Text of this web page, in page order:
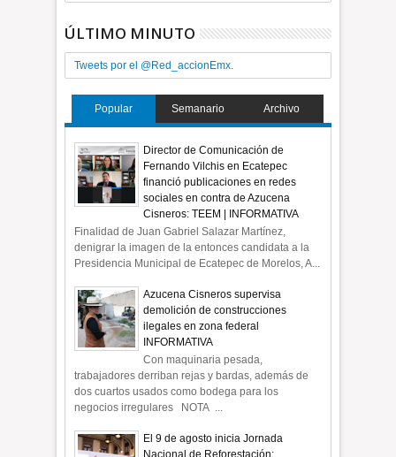
ÚLTIMO MINUTO
Tweets por el @Red_accionEmx.
Popular Semanario Archivo
Director de Comunicación de
Fernando Vilchis en Ecatepec
financió publicaciones en redes
sociales en contra de Azucena
Cisneros: TEEM | INFORMATIVA
Finalidad de Juan Gabriel Salazar Martínez,
denigrar la imagen de la entonces candidata a la
Presidencia Municipal de Ecatepec de Morelos, A...
Azucena Cisneros supervisa
demolición de construcciones
ilegales en zona federal
INFORMATIVA
Con maquinaria pesada,
trabajadores derriban rejas y bardas, además de
dos cuartos usados como bodega para los
negocios irregulares NOTA ...
El 9 de agosto inicia Jornada
Nacional de Reforestación: